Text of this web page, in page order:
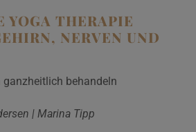
YOGA THERAPIE
NERVEN UND
ganzheitlich behandeln
| Marina Tipp